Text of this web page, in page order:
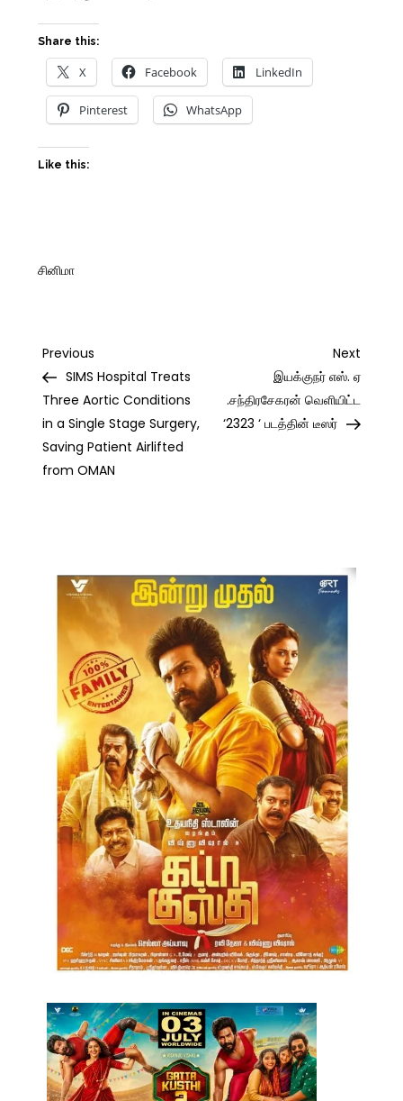
Share this:
X Facebook LinkedIn
Pinterest WhatsApp
Like this:
சினிமா
Post
navigation
Previous
Post
Previous
SIMS Hospital Treats
Three Aortic Conditions
in a Single Stage Surgery,
Saving Patient Airlifted
from OMAN
Next
Post
Next
இயக்குநர் எஸ். ஏ
.சந்திரசேகரன் வெளியிட்ட
‘2323 ‘ படத்தின் டீஸர்